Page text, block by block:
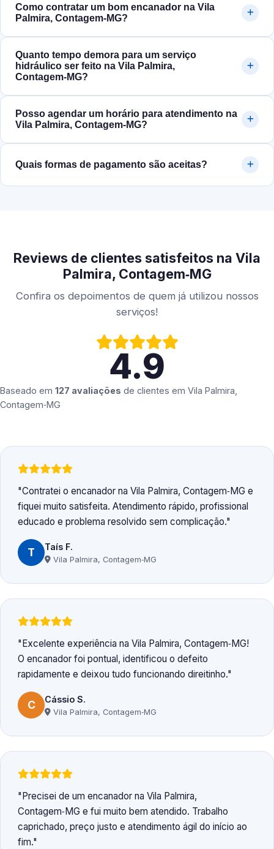
Como contratar um bom encanador na Vila
Palmira, Contagem‑MG?
Quanto tempo demora para um serviço
hidráulico ser feito na Vila Palmira,
Contagem‑MG?
Posso agendar um horário para atendimento na
Vila Palmira, Contagem‑MG?
Quais formas de pagamento são aceitas?
Reviews de clientes satisfeitos na Vila
Palmira, Contagem‑MG
Confira os depoimentos de quem já utilizou nossos
serviços!
4.9
Baseado em 127 avaliações de clientes em Vila Palmira,
Contagem‑MG
Contratei o encanador na Vila Palmira, Contagem‑MG e
fiquei muito satisfeita. Atendimento rápido, profissional
educado e problema resolvido sem complicação.
T Taís F.
Vila Palmira, Contagem‑MG
Excelente experiência na Vila Palmira, Contagem‑MG!
O encanador foi pontual, identificou o defeito
rapidamente e deixou tudo funcionando direitinho.
C Cássio S.
Vila Palmira, Contagem‑MG
Precisei de um encanador na Vila Palmira,
Contagem‑MG e fui muito bem atendido. Trabalho
caprichado, preço justo e atendimento ágil do início ao
fim.